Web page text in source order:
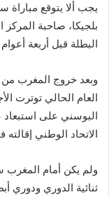
يجب ألا يتوقع
بلجيكا، صاحبة المركز
البطلة قبل أربعة
العام الحالي توترت
البوسني على استبعاد
الاتحاد الوطني
ثنائية الدوري ودوري